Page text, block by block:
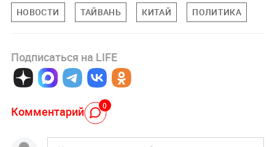
НОВОСТИ ТАЙВАНЬ КИТАЙ ПОЛИТИКА
Подписаться на LIFE
Комментарий 0